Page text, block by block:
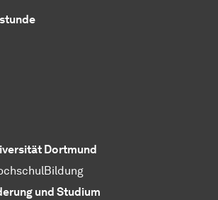
Dort­mund
und Studium